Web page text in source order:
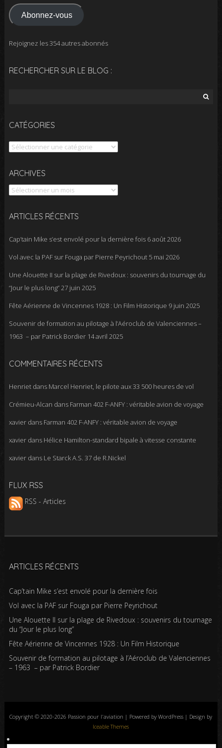
mail
Abonnez-vous
Rejoignez les 354 autres abonnés
RECHERCHER SUR LE BLOG :
CATÉGORIES
Catégories
ARCHIVES
Archives
ARTICLES RÉCENTS
Cap’tain Mike s’est envolé pour la dernière fois 6 août 2026
Vol avec la PAF sur Fouga par Pierre Peyrichout 5 mai 2026
Une Alouette II sur la plage de Rivedoux : souvenirs du tournage du
“Jour le plus long”27 juin 2025
Fête Aérienne de Vincennes 1928 : Un Film Historique 9 juin 2025
Souvenir de formation au pilotage à l’Aéroclub de Valenciennes –
1963 – par Patrick Bordier 14 avril 2025
COMMENTAIRES RÉCENTS
Henrietdans Marcel Henriet, le pilote aux 33 500 heures de vol
Crémieu-Alcan dans Farman 402 F-ANFY : véritable avion de voyage
xavierdans Farman 402 F-ANFY : véritable avion de voyage
xavierdans Hélice Hamilton-standard bipale à vitesse constante
xavierdans Le Starck A.S. 37 de R.Nickel
FLUX RSS
RSS - Articles
ARTICLES RÉCENTS
Cap’tain Mike s’est envolé pour la dernière fois
Vol avec la PAF sur Fouga par Pierre Peyrichout
Une Alouette II sur la plage de Rivedoux : souvenirs du tournage
du “Jour le plus long”
Fête Aérienne de Vincennes 1928 : Un Film Historique
Souvenir de formation au pilotage à l’Aéroclub de Valenciennes
– 1963 – par Patrick Bordier
Copyright © 2020-2026 Passion pour l'aviation | Powered by WordPress | Design by
Iceable Themes
Accueil Blog Albums photos Histoires de l’aviation Contrôle aérien